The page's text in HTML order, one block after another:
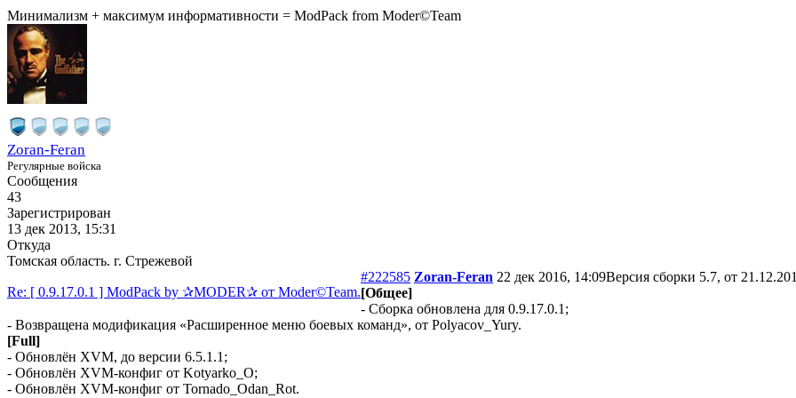
Минимализм + максимум информативности = ModPack from Moder©Team
Zoran-Feran
Регулярные войска
Сообщения
43
Зарегистрирован
13 дек 2013, 15:31
Откуда
Томская область. г. Стрежевой
Re: [ 0.9.17.0.1 ] ModPack by ✰MODER✰ от Moder©Team.
#222585 Zoran-Feran 22 дек 2016, 14:09Версия сборки 5.7, от
[Общее]
- Сборка обновлена для 0.9.17.0.1;
- Возвращена модификация «Расширенное меню боевых команд», от Polyacov_Yury.
[Full]
- Обновлён XVM, до версии 6.5.1.1;
- Обновлён XVM-конфиг от Kotyarko_O;
- Обновлён XVM-конфиг от Tornado_Odan_Rot.